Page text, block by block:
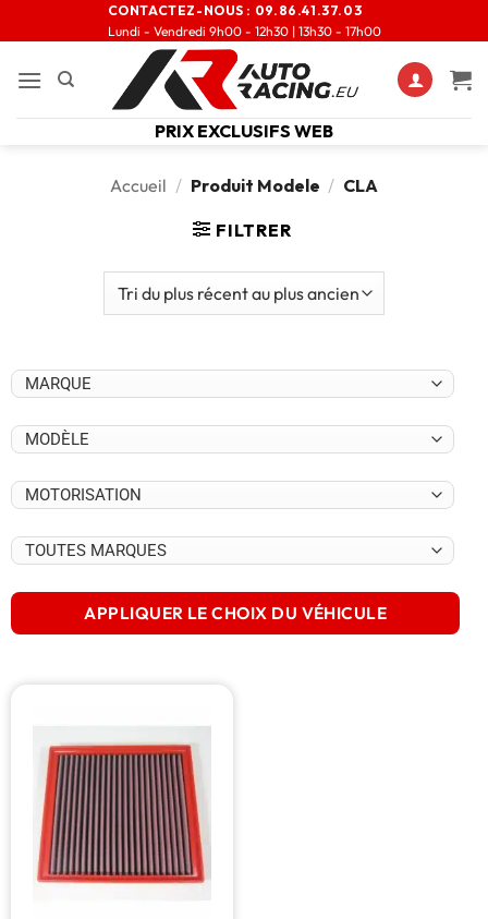
CONTACTEZ-NOUS : 09.86.41.37.03
Lundi - Vendredi 9h00 - 12h30 | 13h30 - 17h00
PRIX EXCLUSIFS WEB
Accueil / Produit Modele / CLA
FILTRER
APPLIQUER LE CHOIX DU VÉHICULE